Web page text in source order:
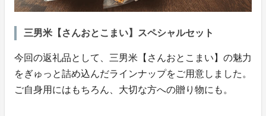
三男米【さんおとこまい】スペシャルセット
今回の返礼品として、三男米【さんおとこまい】の魅力
をぎゅっと詰め込んだラインナップをご用意しました。
ご自身用にはもちろん、大切な方への贈り物にも。